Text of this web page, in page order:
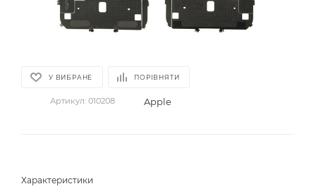
У ВИБРАНЕ ПОРІВНЯТИ
Артикул: 010208 Apple
Характеристики